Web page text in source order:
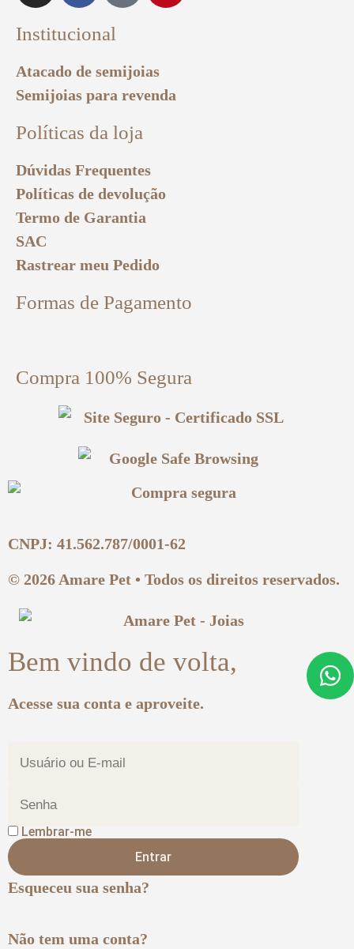
Institucional
Atacado de semijoias
Semijoias para revenda
Políticas da loja
Dúvidas Frequentes
Políticas de devolução
Termo de Garantia
SAC
Rastrear meu Pedido
Formas de Pagamento
Compra 100% Segura
CNPJ: 41.562.787/0001-62
© 2026 Amare Pet • Todos os direitos reservados.
Bem vindo de volta,
Acesse sua conta e aproveite.
Lembrar-me
Entrar
Esqueceu sua senha?
Não tem uma conta?